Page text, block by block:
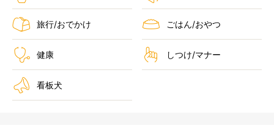
旅行/おでかけ ごはん/おやつ
健康 しつけ/マナー
看板犬